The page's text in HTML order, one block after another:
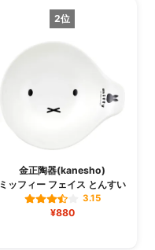
2位
金正陶器(kanesho)
ミッフィー フェイス とんすい
3.15
¥880